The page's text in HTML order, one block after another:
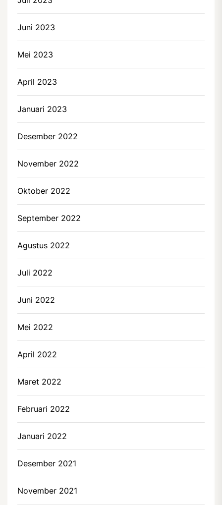
Juni 2023
Mei 2023
April 2023
Januari 2023
Desember 2022
November 2022
Oktober 2022
September 2022
Agustus 2022
Juli 2022
Juni 2022
Mei 2022
April 2022
Maret 2022
Februari 2022
Januari 2022
Desember 2021
November 2021